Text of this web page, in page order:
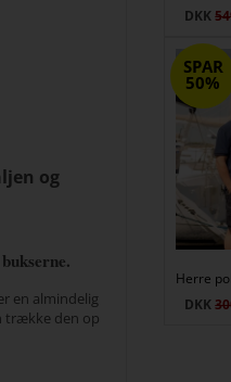
og
en almindelig
trække den op
DKK
SPAR
50%
DKK